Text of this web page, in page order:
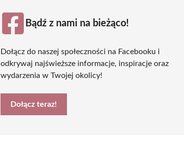
Bądź z nami na bieżąco!
Dołącz do naszej społeczności na Facebooku i
odkrywaj najświeższe informacje, inspiracje oraz
wydarzenia w Twojej okolicy!
Dołącz teraz!